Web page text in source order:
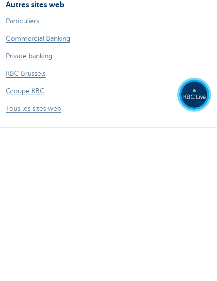
Autres sites web
Particuliers
Commercial Banking
Private banking
KBC Brussels
Groupe KBC
Tous les sites web
KBC Live